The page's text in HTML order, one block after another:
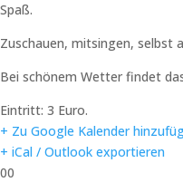
Spaß.
Zuschauen, mitsingen, selbst
Bei schönem Wetter findet
Eintritt: 3 Euro.
+ Zu Google Kalender
+ iCal / Outlook exportieren
00